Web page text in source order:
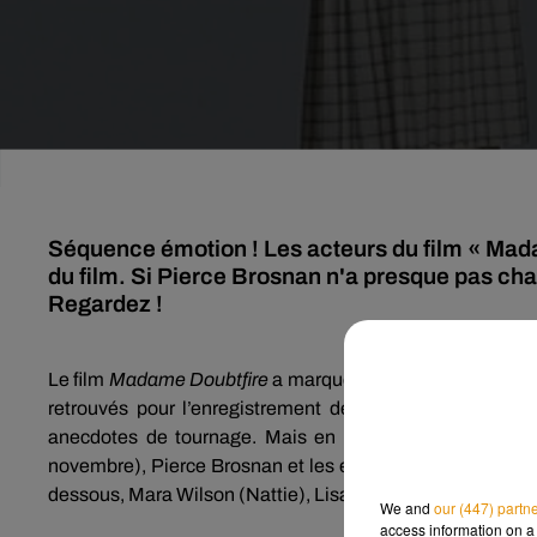
Séquence émotion ! Les acteurs du film «
du film. Si Pierce Brosnan n'a presque pas
Regardez !
Le film Madame Doubtfirea marqué toute une génération.
retrouvés pour l’enregistrement de l’émission
anecdotes de tournage. Mais en attendant la
novembre), Pierce Brosnan et les enfants de la série
dessous, Mara Wilson (Nattie), Lisa
We and our (447)
access information on